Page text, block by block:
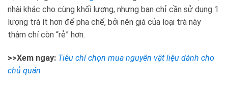
nhài khác cho cùng khối lượng, nhưng bạn chỉ cần sử dụng 1
lượng trà ít hơn để pha chế, bởi nên giá của loại trà này
thậm chí còn “rẻ” hơn.
>>Xem ngay: Tiêu chí chọn mua nguyên vật liệu dành cho
chủ quán